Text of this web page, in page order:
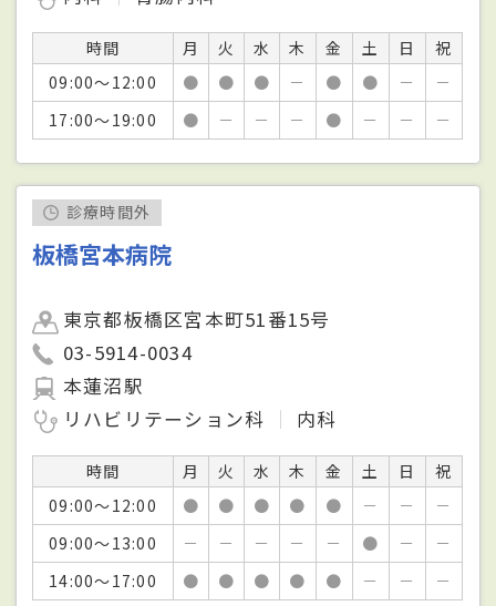
時間 月 火 水 木 金 土 日
祝
09:00～12:00
● ● ● － ● ● －
－
17:00～19:00
● － － － ● － － －
診療時間外
板橋宮本病院
東京都板橋区宮本町51番15号
03-5914-0034
本蓮沼駅
リハビリテーション科
内科
時間 月 火 水 木 金 土 日
祝
09:00～12:00
● ● ● ● ● － －
－
09:00～13:00
－ － － － － ● －
－
14:00～17:00
● ● ● ● ● － － －